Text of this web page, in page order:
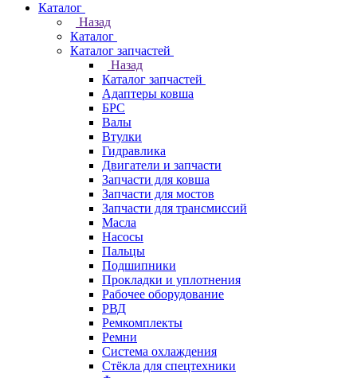
Каталог
Назад
Каталог
Каталог запчастей
Назад
Каталог запчастей
Адаптеры ковша
БРС
Валы
Втулки
Гидравлика
Двигатели и запчасти
Запчасти для ковша
Запчасти для мостов
Запчасти для трансмиссий
Масла
Насосы
Пальцы
Подшипники
Прокладки и уплотнения
Рабочее оборудование
РВД
Ремкомплекты
Ремни
Система охлаждения
Стёкла для спецтехники